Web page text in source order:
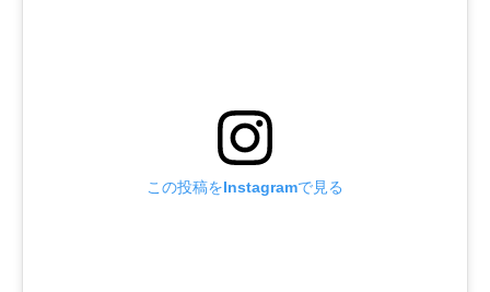
この投稿をInstagramで見る